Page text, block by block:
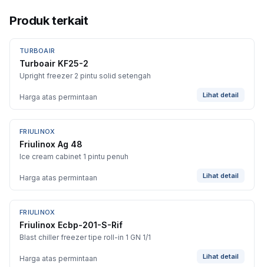
Produk terkait
BARU
TURBOAIR
Turboair KF25-2
Upright freezer 2 pintu solid setengah
Harga atas permintaan Lihat detail
FRIULINOX
Friulinox Ag 48
Ice cream cabinet 1 pintu penuh
Harga atas permintaan Lihat detail
FRIULINOX
Friulinox Ecbp-201-S-Rif
Blast chiller freezer tipe roll-in 1 GN 1/1
Harga atas permintaan Lihat detail